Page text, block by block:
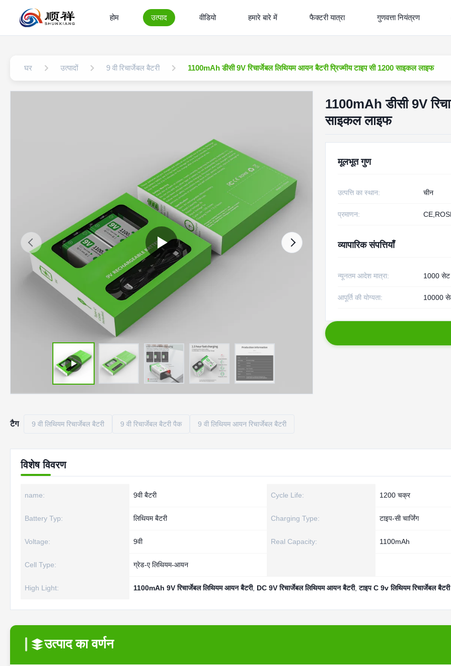
होम उत्पाद वीडियो हमारे बारे में फैक्टरी यात्रा गुणवत्ता नियंत्रण
घर उत्पादों 9 वी रिचार्जेबल बैटरी 1100mAh डीसी 9V रिचार्जेबल लिथियम आयन बैटरी प्रिज्मीय टाइप सी 1200 साइकल लाइफ
1100mAh डीसी 9V
साइकल लाइफ
मूलभूत गुण
उत्पत्ति का स्थान: चीन
प्रमाणन:
व्यापारिक संपत्तियाँ
न्यूनतम आदेश मात्रा: 1000 सेट
आपूर्ति की योग्यता: 10000
टैग 9 वी लिथियम रिचार्जेबल बैटरी 9 वी रिचार्जेबल बैटरी पैक 9 वी लिथियम आयन रिचार्जेबल बैटरी
विशेष विवरण
name: 9वी बैटरी Cycle Life: 1200 चक्र
Battery Typ: लिथियम बैटरी Charging Type: टाइप-सी चार्जिंग
Voltage: 9वी Real Capacity: 1100mAh
Cell Type: ग्रेड-ए लिथियम-आयन
High Light: 1100mAh 9V रिचार्जेबल लिथियम आयन बैटरी, DC 9V रिचार्जेबल लिथियम आयन बैटरी,टाइप C 9v लिथियम रिचार्जेबल बैटरी
उत्पाद का वर्णन